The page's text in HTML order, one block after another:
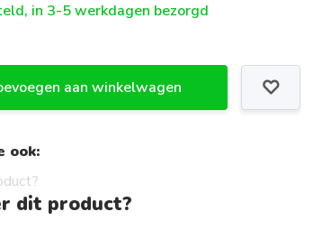
in 3-5 werkdagen bezorgd
aan winkelwagen
ook:
dit product?